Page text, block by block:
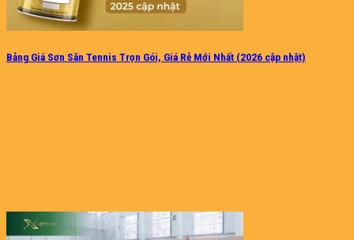
Bảng Giá Sơn Sân Tennis Trọn Gói, Giá Rẻ Mới Nhất (2026 cập nhật)